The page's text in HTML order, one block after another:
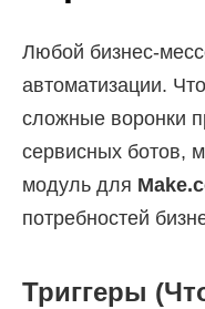
Любой бизнес-
автоматизации.
сложные воронки
сервисных ботов,
модуль для
потребностей
Триггеры